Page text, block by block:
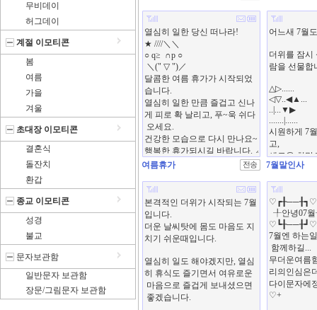
무비데이
허그데이
계절 이모티콘
봄
여름
가을
겨울
초대장 이모티콘
결혼식
돌잔치
환갑
종교 이모티콘
성경
불교
문자보관함
일반문자 보관함
장문/그림문자 보관함
여름휴가 7월말인사